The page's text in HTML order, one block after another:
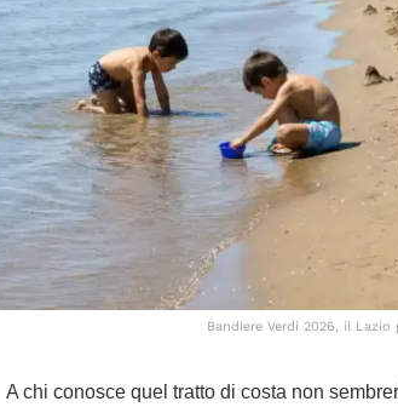
Bandiere Verdi 2026, il
A chi conosce quel tratto di costa non